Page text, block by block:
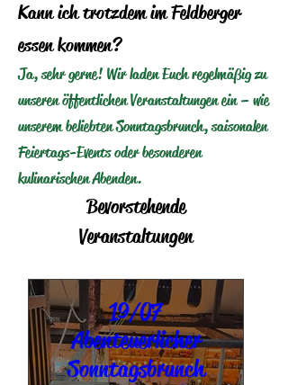
Bevorstehende
Veranstaltungen
19/07
Abenteuerlicher
Sonntagsbrunch
Kann ich trotzdem im Feldberger
essen kommen?
Ja, sehr gerne! Wir laden Euch regelmäßig zu
unseren öffentlichen Veranstaltungen ein – wie
unserem beliebten Sonntagsbrunch, saisonalen
Feiertags-Events oder besonderen
kulinarischen Abenden.